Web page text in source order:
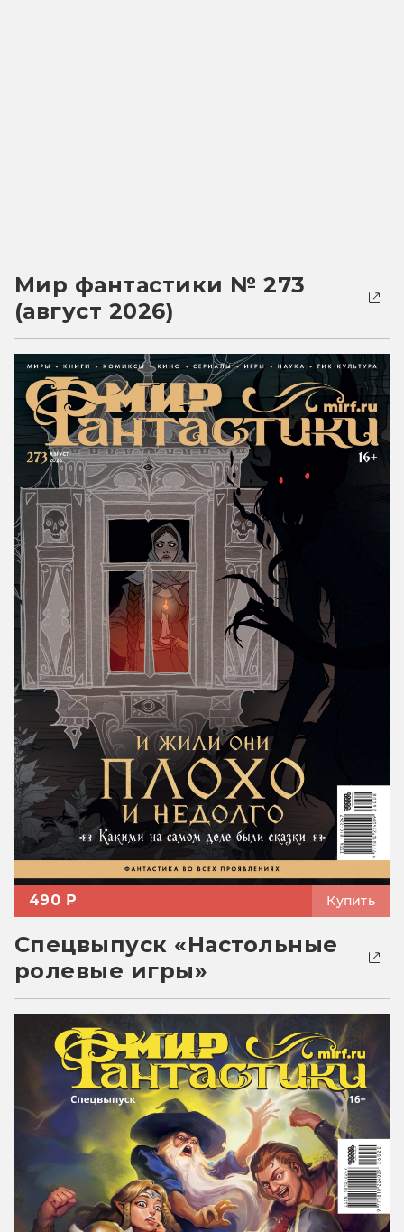
Мир фантастики № 273
(август 2026)
490 ₽ Купить
Спецвыпуск «Настольные
ролевые игры»